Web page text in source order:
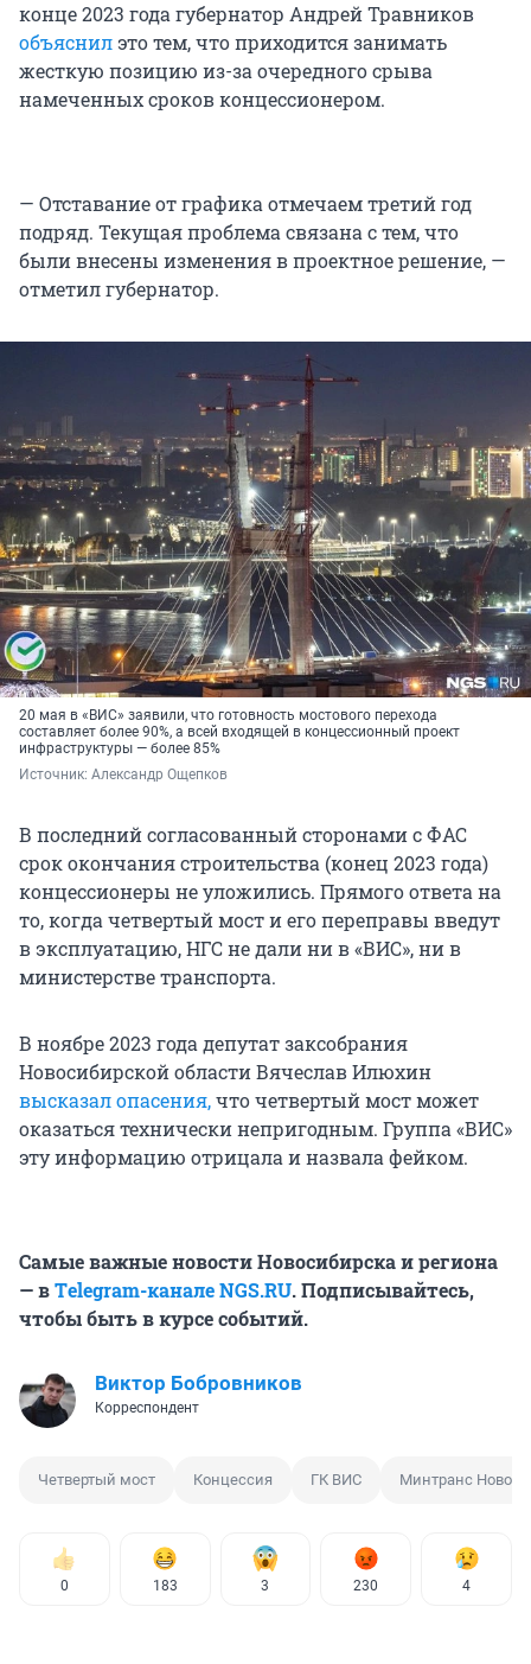
конце 2023 года губернатор Андрей Травников
объяснилэто тем, что приходится занимать
жесткую позицию из-за очередного срыва
намеченных сроков концессионером.
— Отставание от графика отмечаем третий год
подряд. Текущая проблема связана с тем, что
были внесены изменения в проектное решение, —
отметил губернатор.
20 мая в «ВИС» заявили, что готовность мостового перехода
составляет более 90%, а всей входящей в концессионный проект
инфраструктуры — более 85%
Источник: Александр Ощепков
В последний согласованный сторонами с ФАС
срок окончания строительства (конец 2023 года)
концессионеры не уложились. Прямого ответа на
то, когда четвертый мост и его переправы введут
в эксплуатацию, НГС не дали ни в «ВИС», ни в
министерстве транспорта.
В ноябре 2023 года депутат заксобрания
Новосибирской области Вячеслав Илюхин
высказал опасения,что четвертый мост может
оказаться технически непригодным. Группа «ВИС»
эту информацию отрицала и назвала фейком.
Самые важные новости Новосибирска и региона
— вТelegram-канале NGS.RU. Подписывайтесь,
чтобы быть в курсе событий.
Виктор Бобровников
Корреспондент
Четвертый мост Концессия ГК ВИС Минтранс
0 183 3 230 4